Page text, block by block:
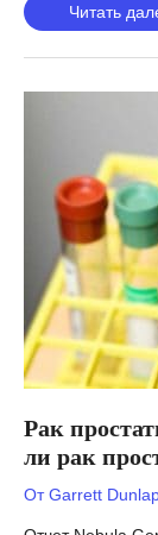
при
Является
ли
Читать
Рак
ли рак
ОтGarrett